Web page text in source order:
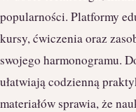
popularności. Platformy
kursy, ćwiczenia oraz
swojego harmonogramu.
ułatwiają codzienną
materiałów sprawia, że